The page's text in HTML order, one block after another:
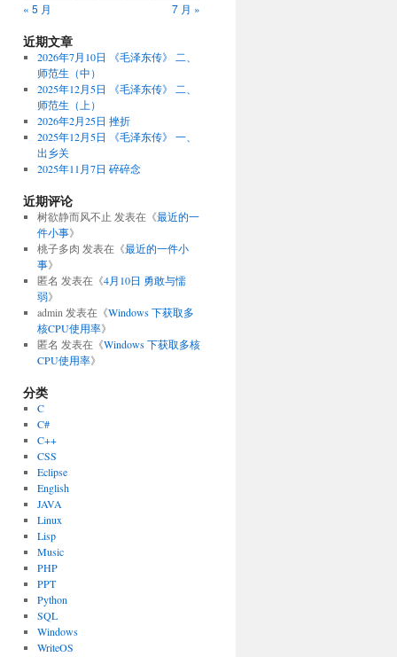
« 5 月
7 月 »
近期文章
2026年7月10日 《毛泽东传》 二、
师范生（中）
2025年12月5日 《毛泽东传》 二、
师范生（上）
2026年2月25日 挫折
2025年12月5日 《毛泽东传》 一、
出乡关
2025年11月7日 碎碎念
近期评论
树欲静而风不止 发表在《最近的一
件小事》
桃子多肉 发表在《最近的一件小
事》
匿名 发表在《4月10日 勇敢与懦
弱》
admin 发表在《Windows 下获取多
核CPU使用率》
匿名 发表在《Windows 下获取多核
CPU使用率》
分类
C
C#
C++
CSS
Eclipse
English
JAVA
Linux
Lisp
Music
PHP
PPT
Python
SQL
Windows
WriteOS